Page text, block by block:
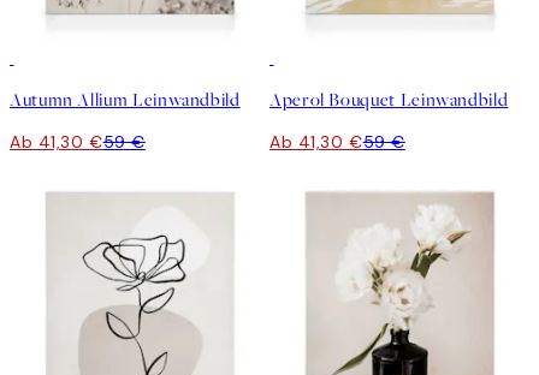
Autumn Allium Leinwandbild
Ab 41,30 €59 €
Aperol Bouquet Leinwandbild
Ab 41,30 €59 €